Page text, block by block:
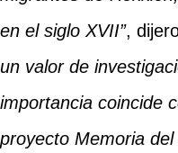
en el siglo XVII”,
un valor de
importancia coincide
proyecto Memoria